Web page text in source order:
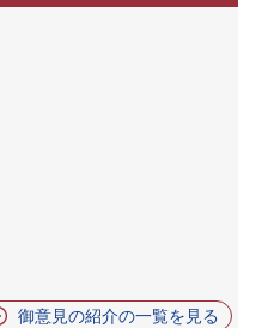
御意見の紹介の一覧を見る